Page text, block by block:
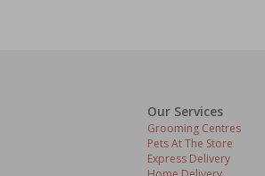
Our Services
Grooming Centres
Pets At The Store
Express Delivery